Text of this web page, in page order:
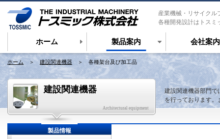
産業機械・リサイクル
各種開発設計はトスミ
ホーム 製品案内 会社案内
ホーム ＞ 建設関連機器 ＞ 各種架台及び加工品
建設関連機器
Architectural equipment
建設関連機器部門で
を行っております
製品情報